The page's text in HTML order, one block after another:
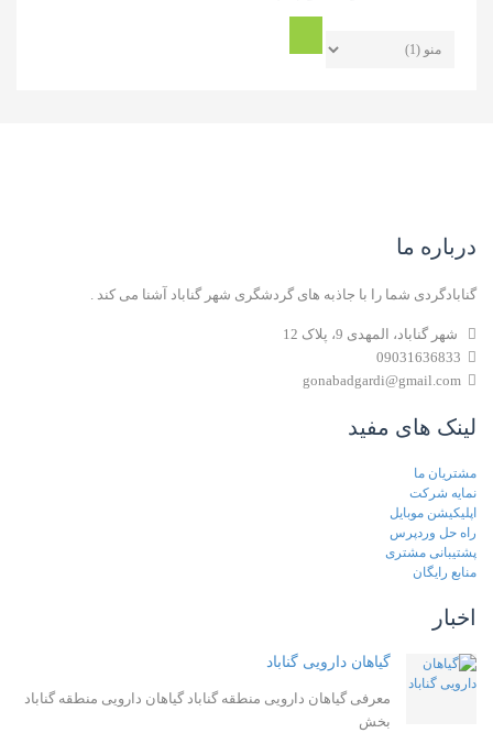
درباره ما
گنابادگردی شما را با جاذبه های گردشگری شهر گناباد آشنا می کند .
شهر گناباد، المهدی 9، پلاک 12
لینک های مفید
مشتریان ما
نمایه شرکت
اپلیکیشن موبایل
راه حل وردپرس
پشتیبانی مشتری
منابع رایگان
اخبار
گیاهان دارویی گناباد
معرفی گیاهان دارویی منطقه گناباد گیاهان دارویی منطقه گناباد
بخش